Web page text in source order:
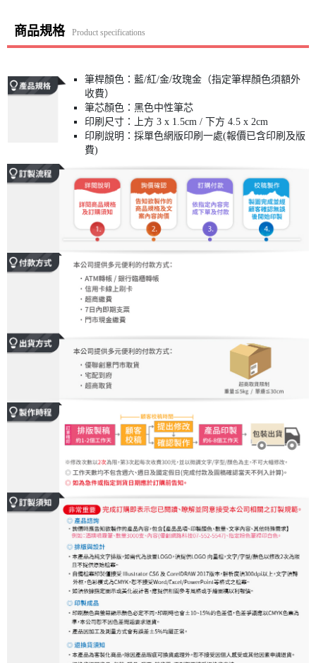
商品規格 Product specifications
筆桿顏色：藍/紅/金/玫瑰金（指定筆桿顏色須額外
收費）
筆芯顏色：黑色中性筆芯
印刷尺寸：上方 3 x 1.5cm / 下方 4.5 x 2cm
印刷說明：採單色網版印刷一處(報價已含印刷及版
費)